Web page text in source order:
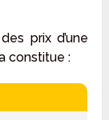
prix d’une
constitue :